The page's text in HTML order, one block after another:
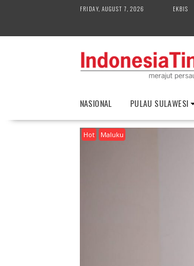
FRIDAY, AUGUST 7, 2026 EKBIS
NASIONAL PULAU SULAWESI
Hot Maluku